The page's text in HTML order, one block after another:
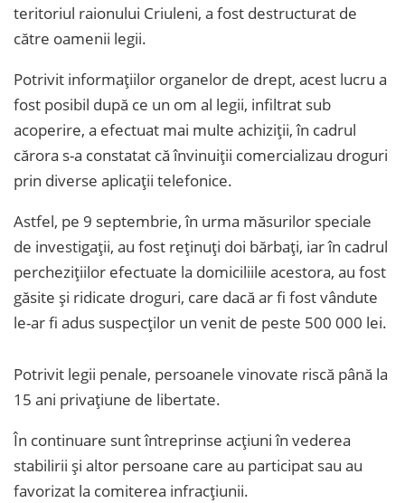
teritoriul raionului Criuleni, a fost destructurat de
către oamenii legii.
Potrivit informațiilor organelor de drept, acest lucru a
fost posibil după ce un om al legii, infiltrat sub
acoperire, a efectuat mai multe achiziții, în cadrul
cărora s-a constatat că învinuiții comercializau droguri
prin diverse aplicații telefonice.
Astfel, pe 9 septembrie, în urma măsurilor speciale
de investigații, au fost reținuți doi bărbați, iar în cadrul
perchezițiilor efectuate la domiciliile acestora, au fost
găsite și ridicate droguri, care dacă ar fi fost vândute
le-ar fi adus suspecților un venit de peste 500 000 lei.
Potrivit legii penale, persoanele vinovate riscă până la
15 ani privațiune de libertate.
În continuare sunt întreprinse acțiuni în vederea
stabilirii și altor persoane care au participat sau au
favorizat la comiterea infracțiunii.